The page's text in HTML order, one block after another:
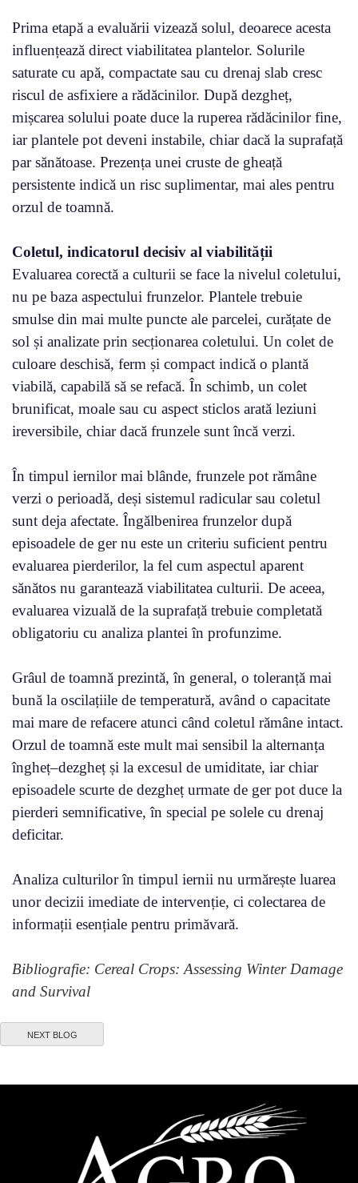
Prima etapă a evaluării vizează solul, deoarece acesta
influențează direct viabilitatea plantelor. Solurile
saturate cu apă, compactate sau cu drenaj slab cresc
riscul de asfixiere a rădăcinilor. După dezgheț,
mișcarea solului poate duce la ruperea rădăcinilor fine,
iar plantele pot deveni instabile, chiar dacă la suprafață
par sănătoase. Prezența unei cruste de gheață
persistente indică un risc suplimentar, mai ales pentru
orzul de toamnă.
Coletul, indicatorul decisiv al viabilității
Evaluarea corectă a culturii se face la nivelul coletului,
nu pe baza aspectului frunzelor. Plantele trebuie
smulse din mai multe puncte ale parcelei, curățate de
sol și analizate prin secționarea coletului. Un colet de
culoare deschisă, ferm și compact indică o plantă
viabilă, capabilă să se refacă. În schimb, un colet
brunificat, moale sau cu aspect sticlos arată leziuni
ireversibile, chiar dacă frunzele sunt încă verzi.
În timpul iernilor mai blânde, frunzele pot rămâne
verzi o perioadă, deși sistemul radicular sau coletul
sunt deja afectate. Îngălbenirea frunzelor după
episoadele de ger nu este un criteriu suficient pentru
evaluarea pierderilor, la fel cum aspectul aparent
sănătos nu garantează viabilitatea culturii. De aceea,
evaluarea vizuală de la suprafață trebuie completată
obligatoriu cu analiza plantei în profunzime.
Grâul de toamnă prezintă, în general, o toleranță mai
bună la oscilațiile de temperatură, având o capacitate
mai mare de refacere atunci când coletul rămâne intact.
Orzul de toamnă este mult mai sensibil la alternanța
îngheț–dezgheț și la excesul de umiditate, iar chiar
episoadele scurte de dezgheț urmate de ger pot duce la
pierderi semnificative, în special pe solele cu drenaj
deficitar.
Analiza culturilor în timpul iernii nu urmărește luarea
unor decizii imediate de intervenție, ci colectarea de
informații esențiale pentru primăvară.
Bibliografie: Cereal Crops: Assessing Winter Damage
and Survival
NEXT BLOG